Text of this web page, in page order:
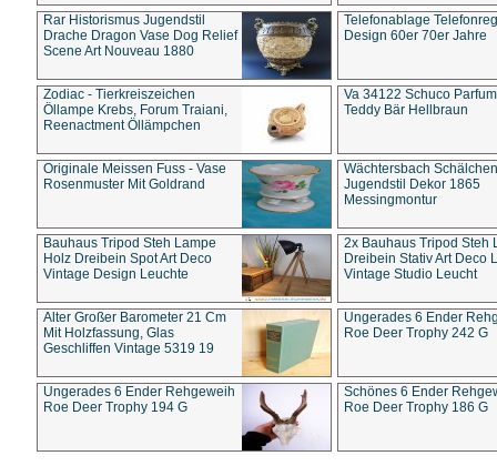
Rar Historismus Jugendstil
Drache Dragon Vase Dog Relief
Scene Art Nouveau 1880
Telefonablage
Design 60er 70er Jahre
Zodiac - Tierkreiszeichen
Öllampe Krebs, Forum Traiani,
Reenactment Öllämpchen
Va 34122 Schuco
Teddy Bär Hellbraun
Originale Meissen Fuss - Vase
Rosenmuster Mit Goldrand
Wächtersbach Schälchen
Jugendstil Dekor 1865
Messingmontur
Bauhaus Tripod Steh Lampe
Holz Dreibein Spot Art Deco
Vintage Design Leuchte
2x Bauhaus Tripod Steh
Dreibein Stativ Art Deco
Vintage Studio Leucht
Alter Großer Barometer 21 Cm
Mit Holzfassung, Glas
Geschliffen Vintage 5319 19
Ungerades 6 Ender
Roe Deer Trophy 242 G
Ungerades 6 Ender Rehgeweih
Roe Deer Trophy 194 G
Schönes 6 Ender
Roe Deer Trophy 186 G